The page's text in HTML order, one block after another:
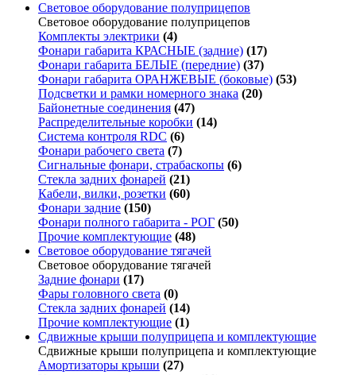
Световое оборудование полуприцепов
Световое оборудование полуприцепов
Комплекты электрики (4)
Фонари габарита КРАСНЫЕ (задние) (17)
Фонари габарита БЕЛЫЕ (передние) (37)
Фонари габарита ОРАНЖЕВЫЕ (боковые) (53)
Подсветки и рамки номерного знака (20)
Байонетные соединения (47)
Распределительные коробки (14)
Система контроля RDC (6)
Фонари рабочего света (7)
Сигнальные фонари, страбаскопы (6)
Стекла задних фонарей (21)
Кабели, вилки, розетки (60)
Фонари задние (150)
Фонари полного габарита - РОГ (50)
Прочие комплектующие (48)
Световое оборудование тягачей
Световое оборудование тягачей
Задние фонари (17)
Фары головного света (0)
Стекла задних фонарей (14)
Прочие комплектующие (1)
Сдвижные крыши полуприцепа и комплектующие
Сдвижные крыши полуприцепа и комплектующие
Амортизаторы крыши (27)